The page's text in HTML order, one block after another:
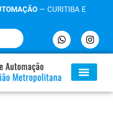
— CURITIBA E